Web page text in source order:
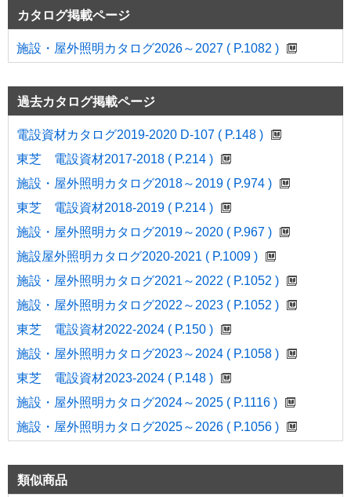
カタログ掲載ページ
施設・屋外照明カタログ2026～2027 ( P.1082 )
過去カタログ掲載ページ
電設資材カタログ2019-2020 D-107 ( P.148 )
東芝 電設資材2017-2018 ( P.214 )
施設・屋外照明カタログ2018～2019 ( P.974 )
東芝 電設資材2018-2019 ( P.214 )
施設・屋外照明カタログ2019～2020 ( P.967 )
施設屋外照明カタログ2020-2021 ( P.1009 )
施設・屋外照明カタログ2021～2022 ( P.1052 )
施設・屋外照明カタログ2022～2023 ( P.1052 )
東芝 電設資材2022-2024 ( P.150 )
施設・屋外照明カタログ2023～2024 ( P.1058 )
東芝 電設資材2023-2024 ( P.148 )
施設・屋外照明カタログ2024～2025 ( P.1116 )
施設・屋外照明カタログ2025～2026 ( P.1056 )
類似商品